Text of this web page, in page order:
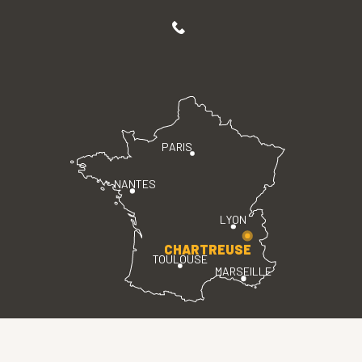
PARIS
LYON
TOULOUSE
MARSEILLE
NANTES
CHARTREUSE